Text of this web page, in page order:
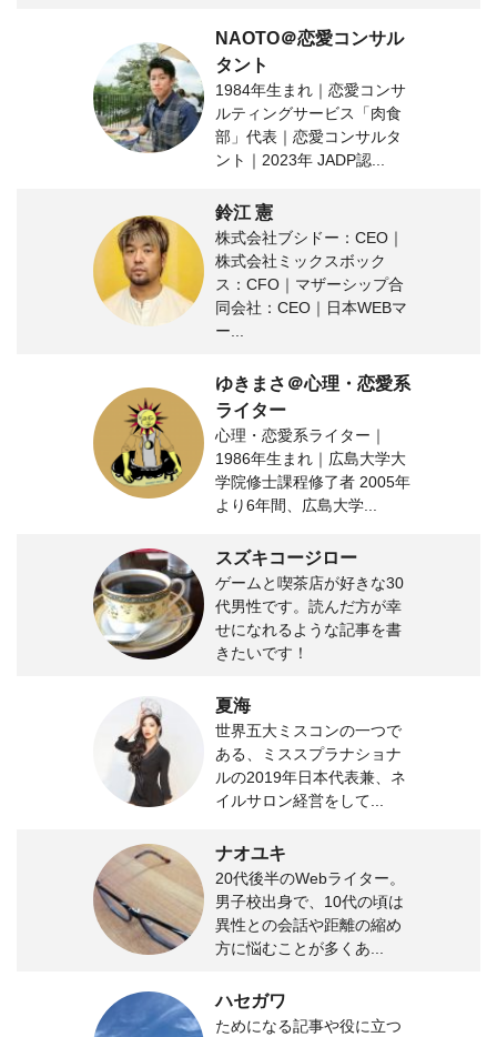
NAOTO＠恋愛コンサル
タント
1984年生まれ｜恋愛コンサ
ルティングサービス「肉食
部」代表｜恋愛コンサルタ
ント｜2023年 JADP認...
鈴江 憲
株式会社ブシドー：CEO｜
株式会社ミックスボック
ス：CFO｜マザーシップ合
同会社：CEO｜日本WEBマ
ー...
ゆきまさ＠心理・恋愛系
ライター
心理・恋愛系ライター｜
1986年生まれ｜広島大学大
学院修士課程修了者 2005年
より6年間、広島大学...
スズキコージロー
ゲームと喫茶店が好きな30
代男性です。読んだ方が幸
せになれるような記事を書
きたいです！
夏海
世界五大ミスコンの一つで
ある、ミススプラナショナ
ルの2019年日本代表兼、ネ
イルサロン経営をして...
ナオユキ
20代後半のWebライター。
男子校出身で、10代の頃は
異性との会話や距離の縮め
方に悩むことが多くあ...
ハセガワ
ためになる記事や役に立つ